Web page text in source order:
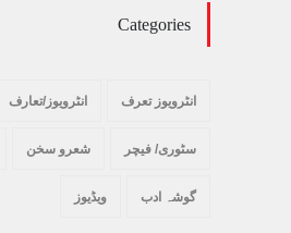
Categories
انٹرویوز تعرف انٹرویوز/تعارف
سٹوری/ فیچر شعرو سخن
گوشہ ادب ویڈیوز